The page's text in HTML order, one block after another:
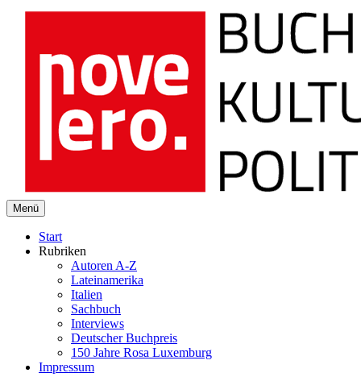
Buch Kultur Politik
Menü
Start
Rubriken
Autoren A-Z
Lateinamerika
Italien
Sachbuch
Interviews
Deutscher Buchpreis
150 Jahre Rosa Luxemburg
Impressum